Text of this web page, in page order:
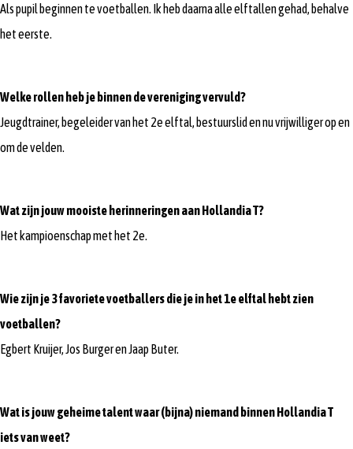
Als pupil beginnen te voetballen. Ik heb daarna alle elftallen gehad, behalve
het eerste.
Welke rollen heb je binnen de vereniging vervuld?
Jeugdtrainer, begeleider van het 2e elftal, bestuurslid en nu vrijwilliger op en
om de velden.
Wat zijn jouw mooiste herinneringen aan Hollandia T?
Het kampioenschap met het 2e.
Wie zijn je 3 favoriete voetballers die je in het 1e elftal hebt zien
voetballen?
Egbert Kruijer, Jos Burger en Jaap Buter.
Wat is jouw geheime talent waar (bijna) niemand binnen Hollandia T
iets van weet?